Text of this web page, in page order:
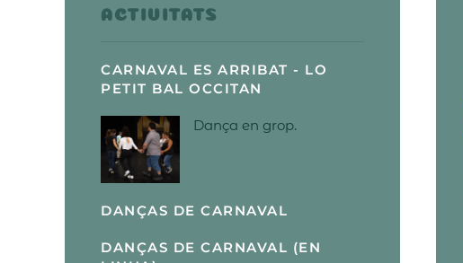
ACTIVITATS
CARNAVAL ES ARRIBAT - LO
PETIT BAL OCCITAN
Dança en grop.
DANÇAS DE CARNAVAL
DANÇAS DE CARNAVAL (EN